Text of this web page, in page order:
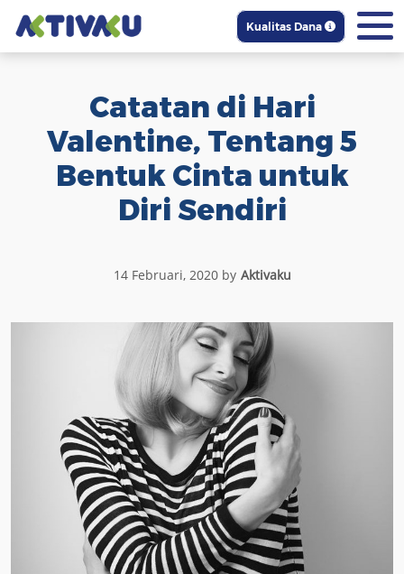
Kualitas Dana
Catatan di Hari
Valentine, Tentang 5
Bentuk Cinta untuk
Diri Sendiri
14 Februari, 2020 by Aktivaku